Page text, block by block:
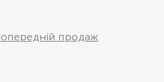
продаж